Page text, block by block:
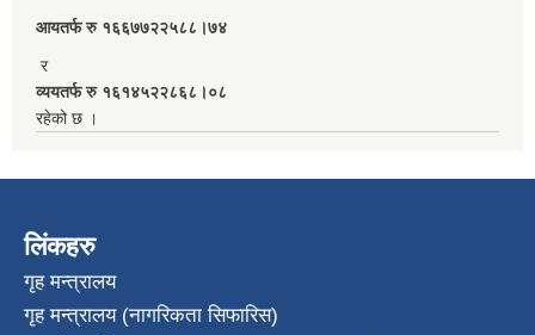
आयतर्फ रु‌ १६६७७२२५८८।७४
र
व्ययतर्फ रु १६१४५२२८६८।०८
रहेको छ ।
लिंकहरु
गृह मन्त्रालय
गृह मन्त्रालय (नागरिकता सिफारिस)